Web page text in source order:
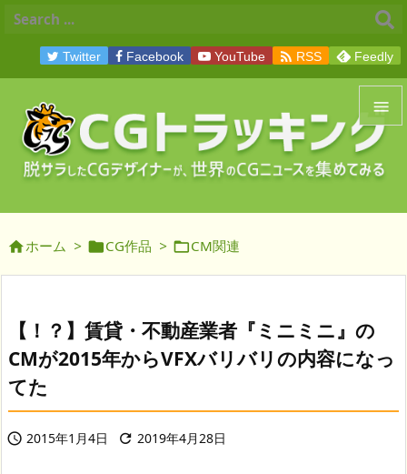


メニュ
前へ
次へ

検索
Twitter Facebook YouTube  RSS Feedly
ホーム > CG作品 > CM関連
【！？】賃貸・不動産業者『ミニミニ』の
CMが2015年からVFXバリバリの内容になっ
てた
 2015年1月4日  2019年4月28日